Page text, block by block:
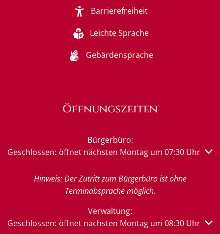
Barrierefreiheit
Leichte Sprache
Gebärdensprache
Öffnungszeiten
Bürgerbüro:
Klicken, um weitere Öffnungs- oder Schließzeiten
Geschlossen: öffnet nächsten Montag um 07:30 Uhr
Hinweis: Der Zutritt zum Bürgerbüro ist ohne
Terminabsprache möglich.
Verwaltung:
Klicken, um weitere Öffnungs- oder Schließzeiten
Geschlossen: öffnet nächsten Montag um 08:30 Uhr